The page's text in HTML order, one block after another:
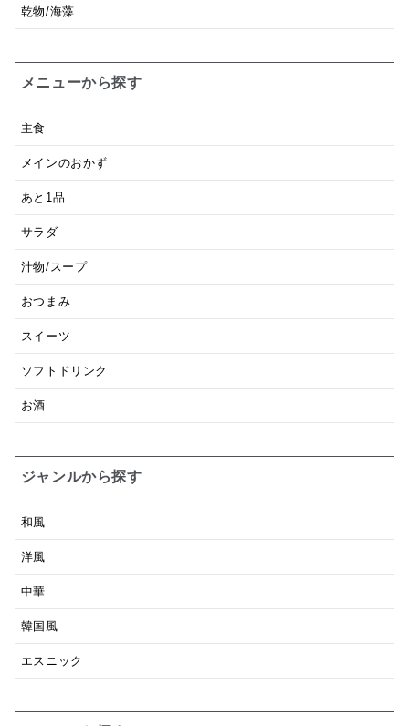
乾物/海藻
メニューから探す
主食
メインのおかず
あと1品
サラダ
汁物/スープ
おつまみ
スイーツ
ソフトドリンク
お酒
ジャンルから探す
和風
洋風
中華
韓国風
エスニック